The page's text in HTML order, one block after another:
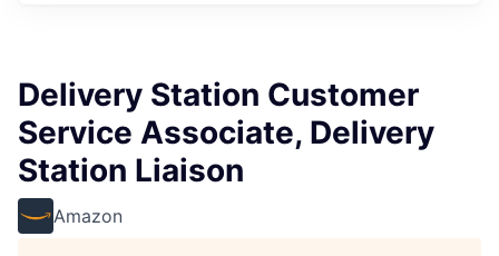
Delivery Station Customer
Service Associate, Delivery
Station Liaison
Amazon